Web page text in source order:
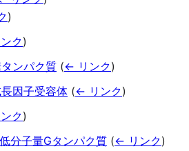
)
ク)
ンパク質 (← リンク)
因子受容体 (← リンク)
ク)
分子量Gタンパク質 (← リンク)